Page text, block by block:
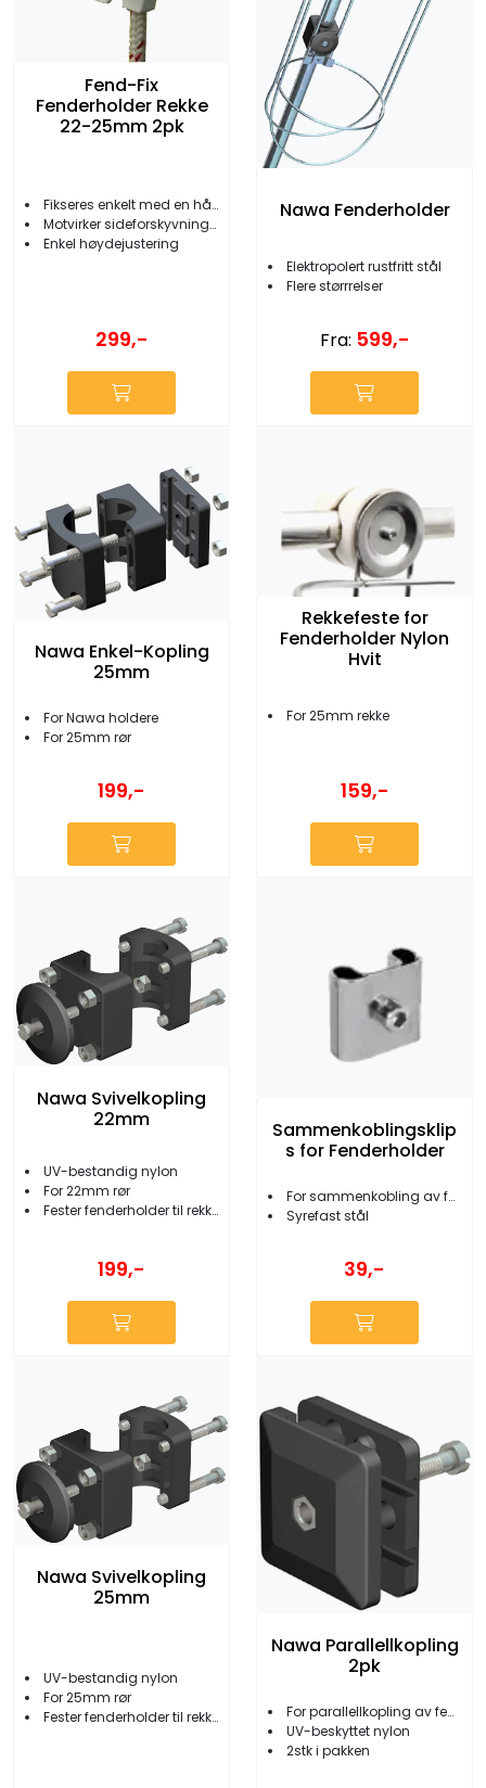
Fend-Fix
Fenderholder Rekke
22-25mm 2pk
Fikseres enkelt med en hånd
Motvirker sideforskyvning av fenderne
Enkel høydejustering
299,-
Nawa Fenderholder
Elektropolert rustfritt stål
Flere størrrelser
Fra: 599,-
Nawa Enkel-Kopling
25mm
For Nawa holdere
For 25mm rør
199,-
Rekkefeste for
Fenderholder Nylon
Hvit
For 25mm rekke
159,-
Nawa Svivelkopling
22mm
UV-bestandig nylon
For 22mm rør
Fester fenderholder til rekke
199,-
Sammenkoblingsklip
s for Fenderholder
For sammenkobling av fenderholdere
Syrefast stål
39,-
Nawa Svivelkopling
25mm
UV-bestandig nylon
For 25mm rør
Fester fenderholder til rekke
Nawa Parallellkopling
2pk
For parallellkopling av fenderholdere
UV-beskyttet nylon
2stk i pakken